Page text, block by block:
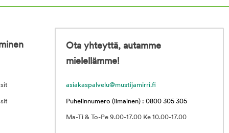
Ota yhteyttä, autamme
mielellämme!
asiakaspalvelu@mustijamirri.fi
Puhelinnumero (ilmainen) : 0800 305 305
Ma-Ti & To-Pe 9.00-17.00 Ke 10.00-17.00